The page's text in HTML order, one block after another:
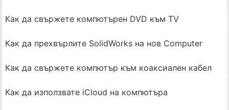
Как да свържете компютърен DVD към TV
Как да прехвърлите SolidWorks на нов Computer
Как да свържете компютър към коаксиален кабел
Как да използвате iCloud на компютъра